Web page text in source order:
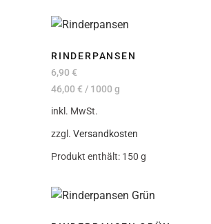
RINDERPANSEN
6,90 €
46,00 € / 1000 g
inkl. MwSt.
zzgl. Versandkosten
Produkt enthält: 150 g